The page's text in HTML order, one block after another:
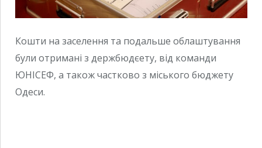
Кошти на заселення та подальше облаштування
були отримані з держбюдєету, від команди
ЮНІСЕФ, а також частково з міського бюджету
Одеси.